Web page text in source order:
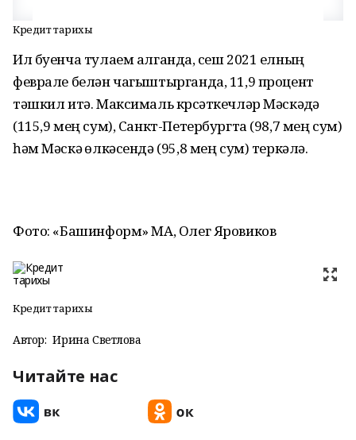
Кредит тарихы
Ил буенча тулаем алганда, үсеш 2021 елның
феврале белән чагыштырганда, 11,9 процент
тәшкил итә. Максималь күрсәткечләр Мәскәүдә
(115,9 мең сум), Санкт-Петербургта (98,7 мең сум)
һәм Мәскәү өлкәсендә (95,8 мең сум) теркәлә.
Фото: «Башинформ» МА, Олег Яровиков
Кредит тарихы
Автор: Ирина Светлова
Читайте нас